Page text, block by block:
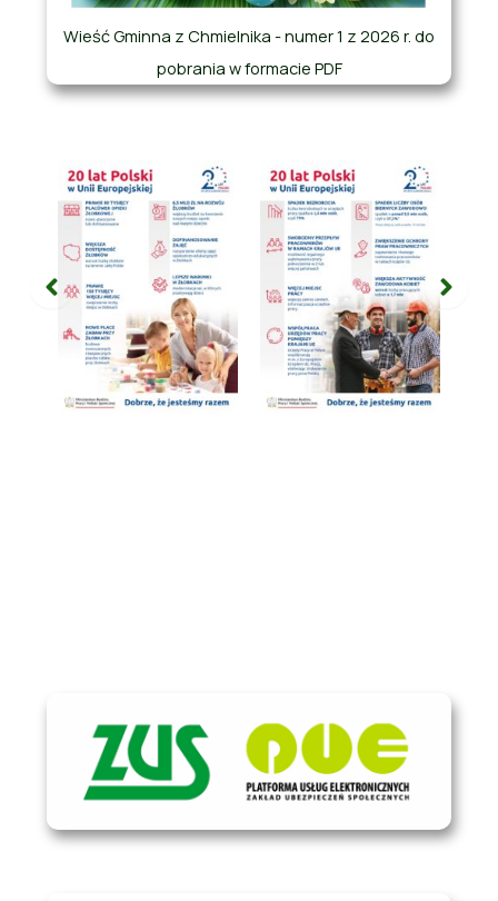
Wieść Gminna z Chmielnika - numer 1 z 2026 r. do
pobrania w formacie PDF